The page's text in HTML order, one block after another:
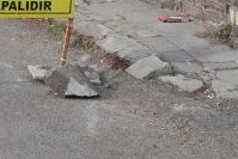
Muş
Nevşehir
Niğde